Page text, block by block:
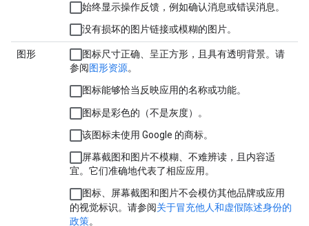
始终显示操作反馈，例如确认消息或错误消息。
没有损坏的图片链接或模糊的图片。
图形
图标尺寸正确、呈正方形，且具有透明背景。请
参阅图形资源。
图标能够恰当反映应用的名称或功能。
图标是彩色的（不是灰度）。
该图标未使用 Google 的商标。
屏幕截图和图片不模糊、不难辨读，且内容适
宜。它们准确地代表了相应应用。
图标、屏幕截图和图片不会模仿其他品牌或应用
的视觉标识。请参阅关于冒充他人和虚假陈述身份的
政策。